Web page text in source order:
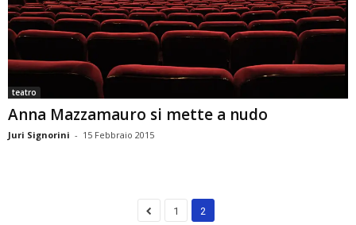
teatro
Anna Mazzamauro si mette a nudo
Juri Signorini - 15 Febbraio 2015
1 2